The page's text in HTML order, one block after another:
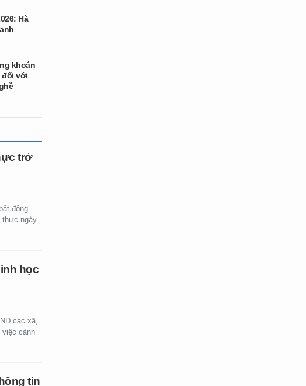
Hà
khoán
đối với
trở
động
thực ngày
học
các xã,
cảnh
tin